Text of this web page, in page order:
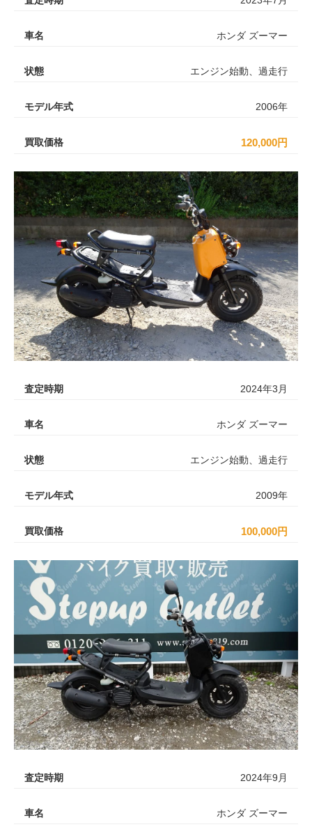
車名 ホンダ ズーマー
状態 エンジン始動、過走行
モデル年式 2006年
買取価格 120,000円
査定時期 2024年3月
車名 ホンダ ズーマー
状態 エンジン始動、過走行
モデル年式 2009年
買取価格 100,000円
査定時期 2024年9月
車名 ホンダ ズーマー